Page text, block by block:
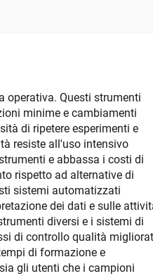
operativa. Questi strumenti
minime e cambiamenti
di ripetere esperimenti e
resiste all'uso intensivo
e abbassa i costi di
rispetto ad alternative di
sistemi automatizzati
dei dati e sulle
diversi e i sistemi di
di controllo qualità
di formazione e
gli utenti che i campioni